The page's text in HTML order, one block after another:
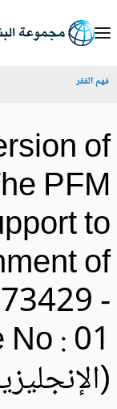
الفقر
No :